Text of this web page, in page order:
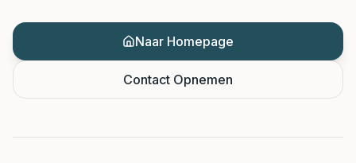
Naar Homepage
Contact Opnemen